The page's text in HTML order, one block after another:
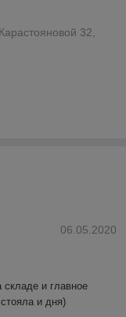
32,
06.05.2020
и главное
и дня)